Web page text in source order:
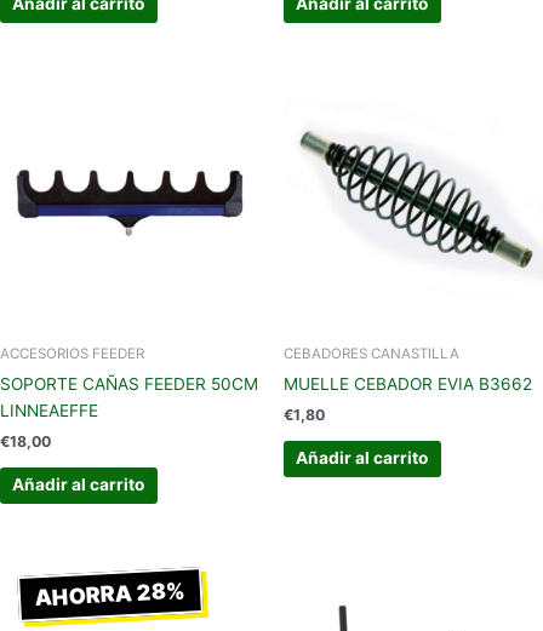
Añadir al carrito Añadir al carrito
ACCESORIOS FEEDER
SOPORTE CAÑAS FEEDER 50CM
LINNEAEFFE
€18,00
Añadir al carrito
CEBADORES CANASTILLA
MUELLE CEBADOR EVIA B3662
€1,80
Añadir al carrito
AHORRA 28%
de
precios:
desde